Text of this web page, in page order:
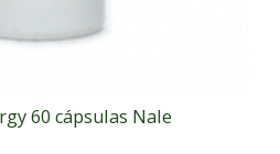
60 cápsulas Nale